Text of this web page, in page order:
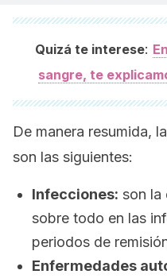
Quizá te interese:
sangre, te
De manera resumida,
son las siguientes:
Infecciones: son la
sobre todo en las
periodos de
Enfermedades